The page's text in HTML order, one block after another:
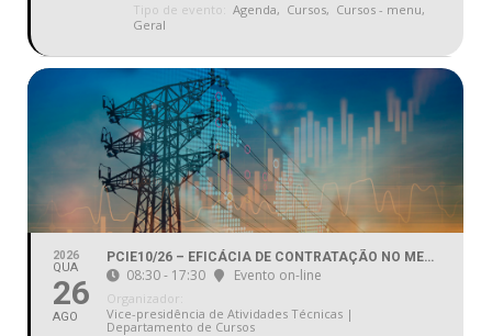
Tipo de evento:
Agenda, Cursos, Cursos - menu,
Geral
2026
QUA
26
AGO
PCIE10/26 – EFICÁCIA DE CONTRATAÇÃO NO MERCADO LIVRE DE ENERGIA ELÉTRICA
08:30 - 17:30 Evento on-line
Organizador:
Vice-presidência de Atividades Técnicas |
Departamento de Cursos